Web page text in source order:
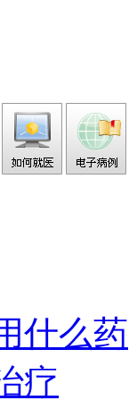
什么药
疗